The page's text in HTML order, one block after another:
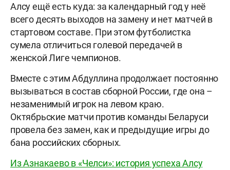
Алсу ещё есть куда: за календарный год у неё
всего десять выходов на замену и нет матчей в
стартовом составе. При этом футболистка
сумела отличиться голевой передачей в
женской Лиге чемпионов.
Вместе с этим Абдуллина продолжает постоянно
вызываться в состав сборной России, где она –
незаменимый игрок на левом краю.
Октябрьские матчи против команды Беларуси
провела без замен, как и предыдущие игры до
бана российских сборных.
Из Азнакаево в «Челси»: история успеха Алсу